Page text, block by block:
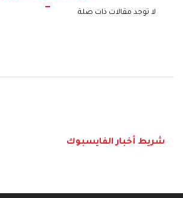
لا توجد مقالات ذات صلة
شريط أخبار الفايسبوك